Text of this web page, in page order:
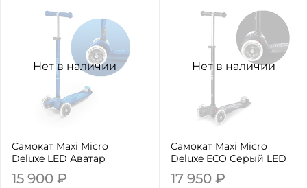
Нет в наличии
Самокат Maxi Micro
Deluxe LED Аватар
15 900 ₽
Нет в наличии
Самокат Maxi Micro
Deluxe ECO Серый LED
17 950 ₽